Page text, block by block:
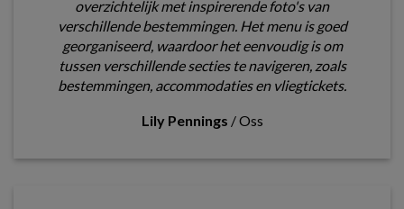
overzichtelijk met inspirerende foto's van
verschillende bestemmingen. Het menu is goed
georganiseerd, waardoor het eenvoudig is om
tussen verschillende secties te navigeren, zoals
bestemmingen, accommodaties en vliegtickets.
Lily Pennings /Oss